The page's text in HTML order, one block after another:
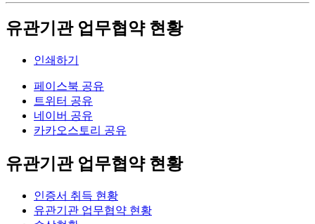
유관기관 업무협약 현황
인쇄하기
페이스북 공유
트위터 공유
네이버 공유
카카오스토리 공유
유관기관 업무협약 현황
인증서 취득 현황
유관기관 업무협약 현황